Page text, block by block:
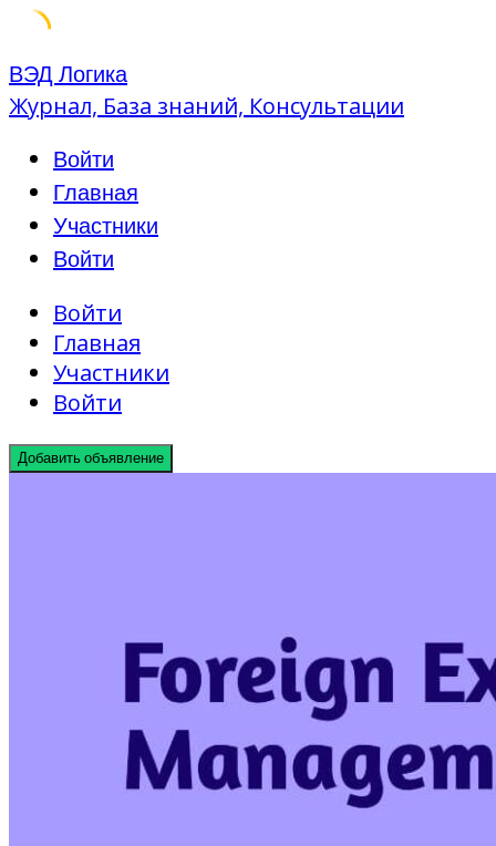
Skip
to
ВЭД Логика
Журнал, База знаний, Консультации
Войти
Главная
Участники
Войти
Войти
Главная
Участники
Войти
Добавить объявление